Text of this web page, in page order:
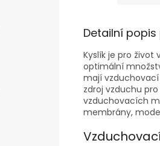
Detailní
Kyslík je pro život
optimální
mají
zdroj vzduchu
vzduchovacích
membrány,